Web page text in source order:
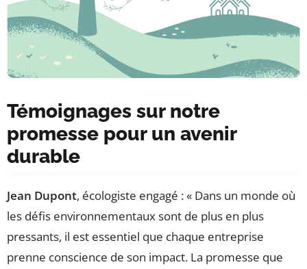
Témoignages sur notre
promesse pour un avenir
durable
Jean Dupont, écologiste engagé : « Dans un monde où
les défis environnementaux sont de plus en plus
pressants, il est essentiel que chaque entreprise
prenne conscience de son impact. La promesse que